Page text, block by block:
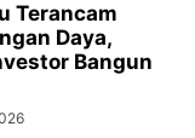
Terancam
Daya,
Bangun